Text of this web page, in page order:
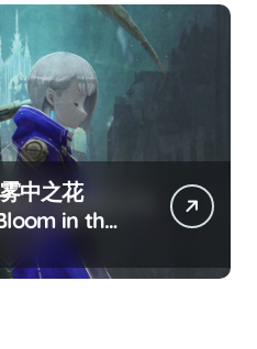
中之花
in the